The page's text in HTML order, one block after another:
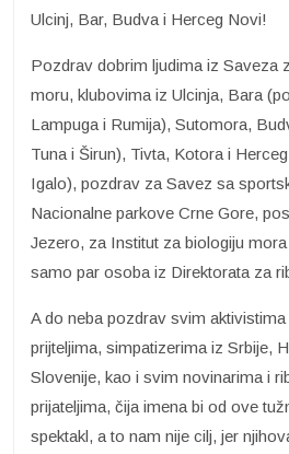
Ulcinj, Bar, Budva i Herceg Novi!
Pozdrav dobrim ljudima iz Saveza
moru, klubovima iz Ulcinja, Bara
Lampuga i Rumija), Sutomora,
Tuna i Širun), Tivta, Kotora i
Igalo), pozdrav za Savez sa
Nacionalne parkove Crne Gore,
Jezero, za Institut za biologiju
samo par osoba iz Direktorata za
A do neba pozdrav svim
prijteljima, simpatizerima iz Srbije,
Slovenije, kao i svim novinarima i
prijateljima, čija imena bi od ove
spektakl, a to nam nije cilj, jer